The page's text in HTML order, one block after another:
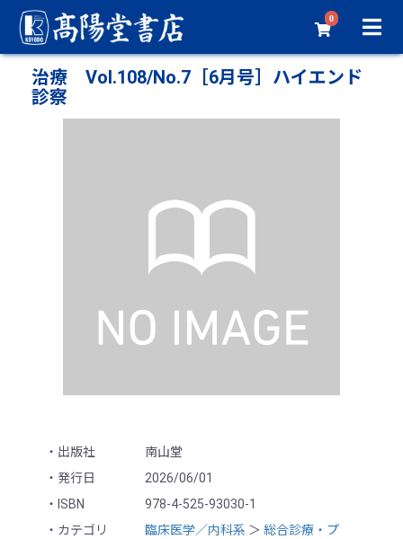
0
治療 Vol.108/No.7［6月号］ハイエンド
診察
出版社
南山堂
発行日
2026/06/01
ISBN
978-4-525-93030-1
カテゴリ
臨床医学／内科系 ＞ 総合診療・プ